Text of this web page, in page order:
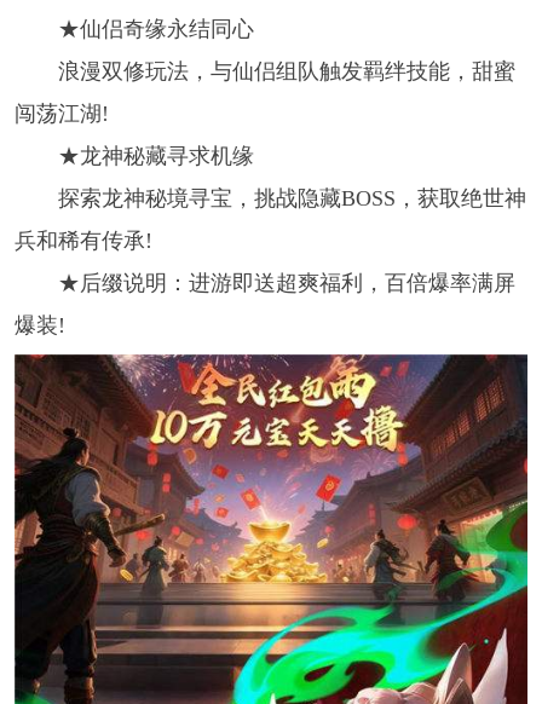
★仙侣奇缘永结同心
浪漫双修玩法，与仙侣组队触发羁绊技能，甜蜜
闯荡江湖!
★龙神秘藏寻求机缘
探索龙神秘境寻宝，挑战隐藏BOSS，获取绝世神
兵和稀有传承!
★后缀说明：进游即送超爽福利，百倍爆率满屏
爆装!